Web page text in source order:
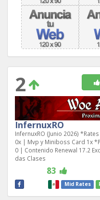
2
InfernuxRO
InfernuxRO (Junio 2026)
0x | Mvp y Miniboss Card 1x
0 | Contenido Renewal 17.2
das Clases
83
Mid Rates